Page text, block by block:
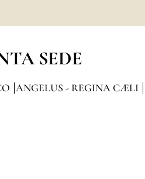
SEDE
ANGELUS - REGINA CÆLI